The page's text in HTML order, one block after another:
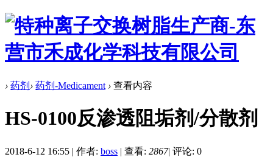
› 药剂 › 药剂-Medicament › 查看内容
HS-0100反渗透阻垢剂/分散剂
2018-6-12 16:55 | 作者: boss | 查看: 2867| 评论: 0